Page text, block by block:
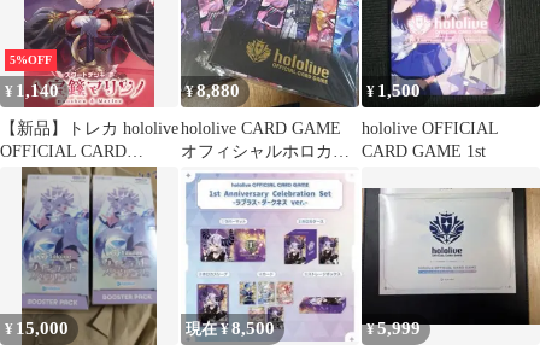
5%OFF
¥ 1,140
【新品】トレカ hololive
OFFICIAL CARD
GAME スタートデッキ
赤 宝鐘マリン
¥8,880
hololive CARD GAME
オフィシャルホロカバ
インダー vol.1
¥ 1,500
hololive OFFICIAL
CARD GAME 1st
¥ 15,000 現在 ¥8,500 ¥5,999